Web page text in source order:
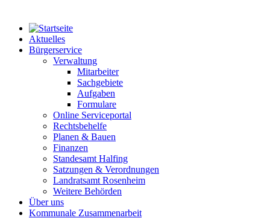
Aktuelles
Bürgerservice
Verwaltung
Mitarbeiter
Sachgebiete
Aufgaben
Formulare
Online Serviceportal
Rechtsbehelfe
Planen & Bauen
Finanzen
Standesamt Halfing
Satzungen & Verordnungen
Landratsamt Rosenheim
Weitere Behörden
Über uns
Kommunale Zusammenarbeit